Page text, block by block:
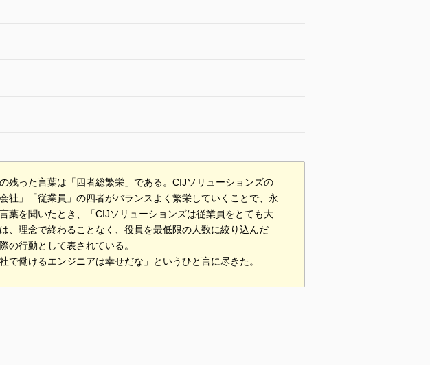
残った言葉は「四者総繁栄」である。CIJソリューションズの
社」「従業員」の四者がバランスよく繁栄していくことで、永
葉を聞いたとき、「CIJソリューションズは従業員をとても大
、理念で終わることなく、役員を最低限の人数に絞り込んだ
の行動として表されている。
働けるエンジニアは幸せだな」というひと言に尽きた。